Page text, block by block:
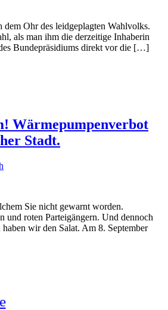
dem Ohr des leidgeplagten Wahlvolks.
als man ihm die derzeitige Inhaberin
Bundepräsidiums direkt vor die […]
Wärmepumpenverbot
Stadt.
Sie nicht gewarnt worden.
und roten Parteigängern. Und dennoch
wir den Salat. Am 8. September